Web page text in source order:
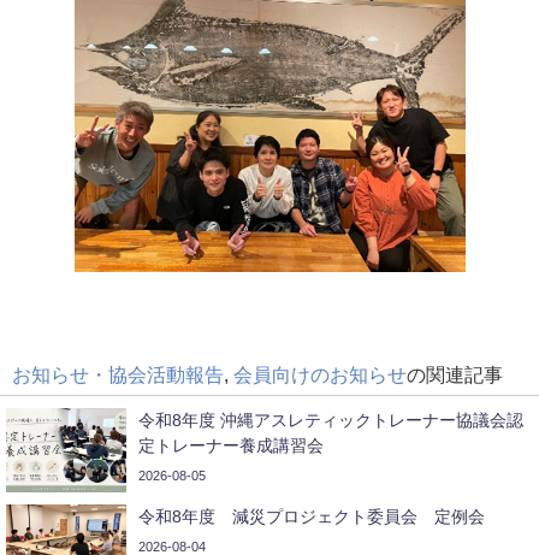
お知らせ・協会活動報告 会員向けのお知らせの関連記事
令和8年度 沖縄アスレティックトレーナー協議会認
定トレーナー養成講習会
2026-08-05
令和8年度 減災プロジェクト委員会 定例会
2026-08-04